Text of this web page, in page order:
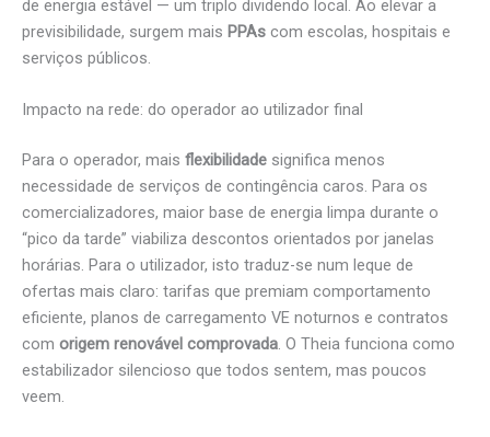
de energia estável — um triplo dividendo local. Ao elevar a
previsibilidade, surgem mais PPAs com escolas, hospitais e
serviços públicos.
Impacto na rede: do operador ao utilizador final
Para o operador, mais flexibilidade significa menos
necessidade de serviços de contingência caros. Para os
comercializadores, maior base de energia limpa durante o
“pico da tarde” viabiliza descontos orientados por janelas
horárias. Para o utilizador, isto traduz-se num leque de
ofertas mais claro: tarifas que premiam comportamento
eficiente, planos de carregamento VE noturnos e contratos
com origem renovável comprovada. O Theia funciona como
estabilizador silencioso que todos sentem, mas poucos
veem.